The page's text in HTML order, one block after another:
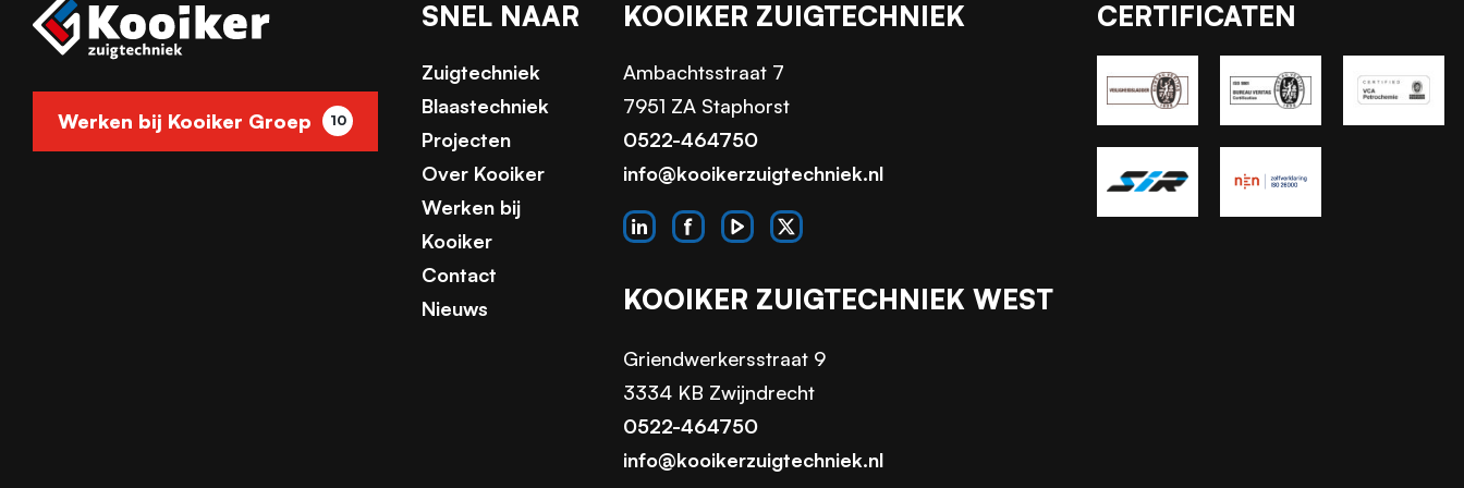
Werken bij Kooiker Groep 10
SNEL NAAR
Zuigtechniek
Blaastechniek
Projecten
Over Kooiker
Werken bij
Kooiker
Contact
Nieuws
KOOIKER ZUIGTECHNIEK
Ambachtsstraat 7
7951 ZA Staphorst
0522-464750
info@kooikerzuigtechniek.nl
KOOIKER ZUIGTECHNIEK WEST
Griendwerkersstraat 9
3334 KB Zwijndrecht
0522-464750
info@kooikerzuigtechniek.nl
CERTIFICATEN